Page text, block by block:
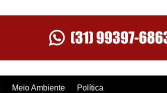
Meio Ambiente Política